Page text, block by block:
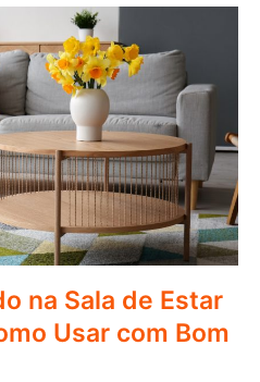
na Sala de Estar
Usar com Bom